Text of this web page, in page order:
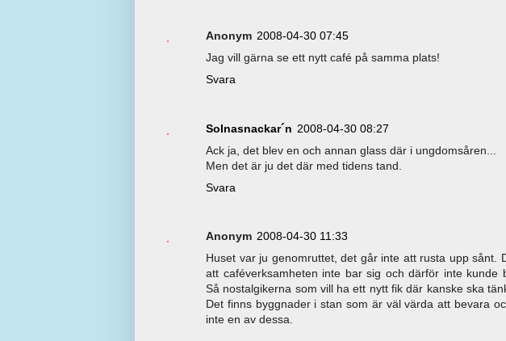
Anonym 2008-04-30 07:45
Jag vill gärna se ett nytt café på samma plats!
Svara
Solnasnackar´n 2008-04-30 08:27
Ack ja, det blev en och annan glass där i ungdomsåren...
Men det är ju det där med tidens tand.
Svara
Anonym 2008-04-30 11:33
Huset var ju genomruttet, det går inte att rusta upp sånt.
att caféverksamheten inte bar sig och därför inte kunde
Så nostalgikerna som vill ha ett nytt fik där kanske ska
Det finns byggnader i stan som är väl värda att bevara
inte en av dessa.